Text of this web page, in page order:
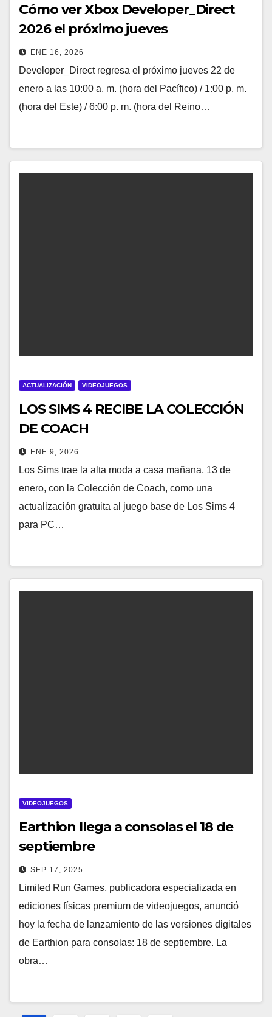
Cómo ver Xbox Developer_Direct
2026 el próximo jueves
ENE 16, 2026
Developer_Direct regresa el próximo jueves 22 de
enero a las 10:00 a. m. (hora del Pacífico) / 1:00 p. m.
(hora del Este) / 6:00 p. m. (hora del Reino…
ACTUALIZACIÓN VIDEOJUEGOS
LOS SIMS 4 RECIBE LA COLECCIÓN
DE COACH
ENE 9, 2026
Los Sims trae la alta moda a casa mañana, 13 de
enero, con la Colección de Coach, como una
actualización gratuita al juego base de Los Sims 4
para PC…
VIDEOJUEGOS
Earthion llega a consolas el 18 de
septiembre
SEP 17, 2025
Limited Run Games, publicadora especializada en
ediciones físicas premium de videojuegos, anunció
hoy la fecha de lanzamiento de las versiones digitales
de Earthion para consolas: 18 de septiembre. La
obra…